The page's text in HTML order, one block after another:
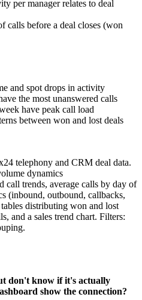
per manager relates to deal
calls before a deal closes (won
and spot drops in activity
the most unanswered calls
have peak call load
between won and lost deals
telephony and CRM deal data.
dynamics
call trends, average calls by day of
(inbound, outbound, callbacks,
distributing won and lost
and a sales trend chart. Filters:
don't know if it's actually
show the connection?